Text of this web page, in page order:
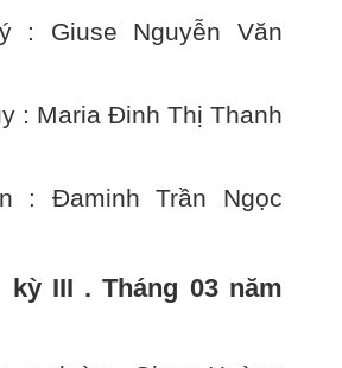
: Giuse Nguyễn Văn
: Maria Đinh Thị Thanh
: Đaminh Trần Ngọc
kỳ III . Tháng 03 năm